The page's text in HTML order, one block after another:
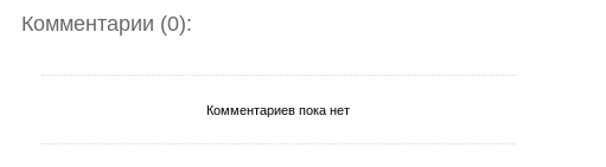
Комментарии (0):
Комментариев пока нет